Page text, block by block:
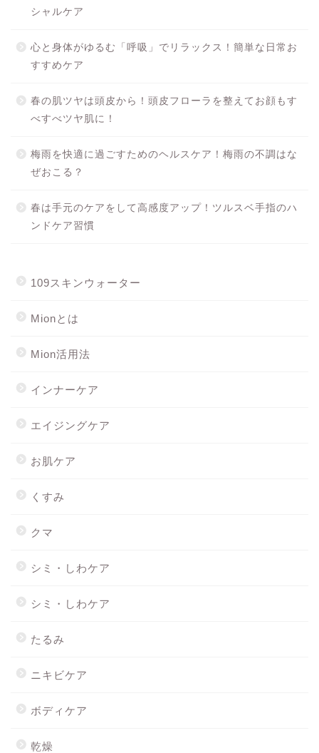
シャルケア
心と身体がゆるむ「呼吸」でリラックス！簡単な日常お
すすめケア
春の肌ツヤは頭皮から！頭皮フローラを整えてお顔もす
べすべツヤ肌に！
梅雨を快適に過ごすためのヘルスケア！梅雨の不調はな
ぜおこる？
春は手元のケアをして高感度アップ！ツルスベ手指のハ
ンドケア習慣
109スキンウォーター
Mionとは
Mion活用法
インナーケア
エイジングケア
お肌ケア
くすみ
クマ
シミ・しわケア
シミ・しわケア
たるみ
ニキビケア
ボディケア
乾燥